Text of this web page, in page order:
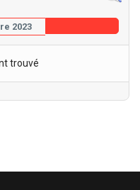
2023
trouvé